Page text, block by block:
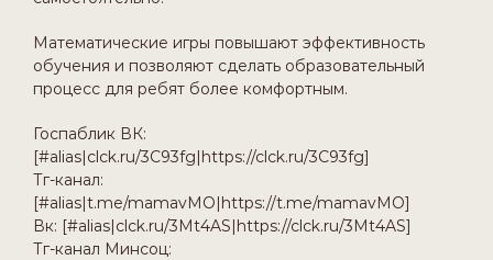
Математические игры повышают эффективность
обучения и позволяют сделать образовательный
процесс для ребят более комфортным.
Госпаблик ВК:
[#alias|clck.ru/3C93fg|https://clck.ru/3C93fg]
Тг-канал:
[#alias|t.me/mamavMO|https://t.me/mamavMO]
Вк: [#alias|clck.ru/3Mt4AS|https://clck.ru/3Mt4AS]
Тг-канал Минсоц: